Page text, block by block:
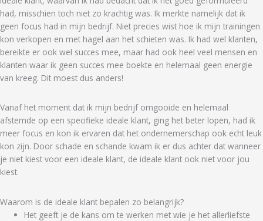
had, misschien toch niet zo krachtig was. Ik merkte namelijk dat ik
geen focus had in mijn bedrijf. Niet precies wist hoe ik mijn trainingen
kon verkopen en met hagel aan het schieten was. Ik had wel klanten,
bereikte er ook wel succes mee, maar had ook heel veel mensen en
klanten waar ik geen succes mee boekte en helemaal geen energie
van kreeg. Dit moest dus anders!
Vanaf het moment dat ik mijn bedrijf omgooide en helemaal
afstemde op een specifieke ideale klant, ging het beter lopen, had ik
meer focus en kon ik ervaren dat het ondernemerschap ook echt leuk
kon zijn. Door schade en schande kwam ik er dus achter dat wanneer
je niet kiest voor een ideale klant, de ideale klant ook niet voor jou
kiest.
Waarom is de ideale klant bepalen zo belangrijk?
Het geeft je de kans om te werken met wie je het allerliefste